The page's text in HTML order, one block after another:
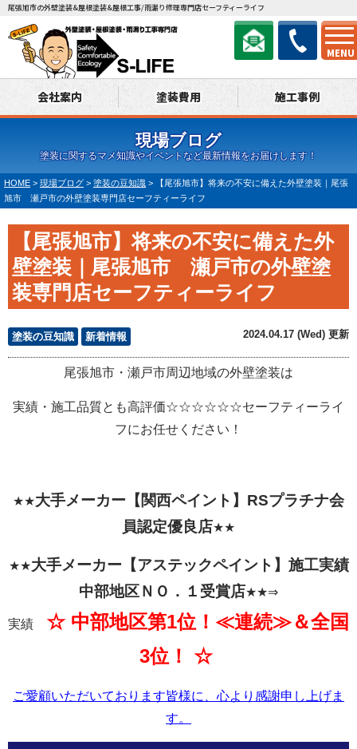
MENU
尾張旭市の外壁塗装&屋根塗装&屋根工事/雨漏り修理専門店セーフティーライフ
会社案内 塗装費用 施工事例
現場ブログ
塗装に関するマメ知識やイベントなど最新情報をお届けします！
HOME > 現場ブログ > 塗装の豆知識 >
【尾張旭市】将来の不安に備えた外壁塗装｜尾張
旭市 瀬戸市の外壁塗装専門店セーフティーライフ
【尾張旭市】将来の不安に備えた外
壁塗装｜尾張旭市 瀬戸市の外壁塗
装専門店セーフティーライフ
塗装の豆知識 新着情報 2024.04.17 (Wed) 更新
尾張旭市・瀬戸市周辺地域の外壁塗装は
実績・施工品質とも高評価☆☆☆☆☆☆セーフティーライ
フにお任せください！
★★大手メーカー【関西ペイント】RSプラチナ会
員認定優良店★★
★★大手メーカー【アステックペイント】施工実績
中部地区ＮＯ．１受賞店★★⇒
実績 ☆ 中部地区第1位！≪連続≫＆全国
3位！ ☆
ご愛顧いただいております皆様に、心より感謝申し上げま
す。